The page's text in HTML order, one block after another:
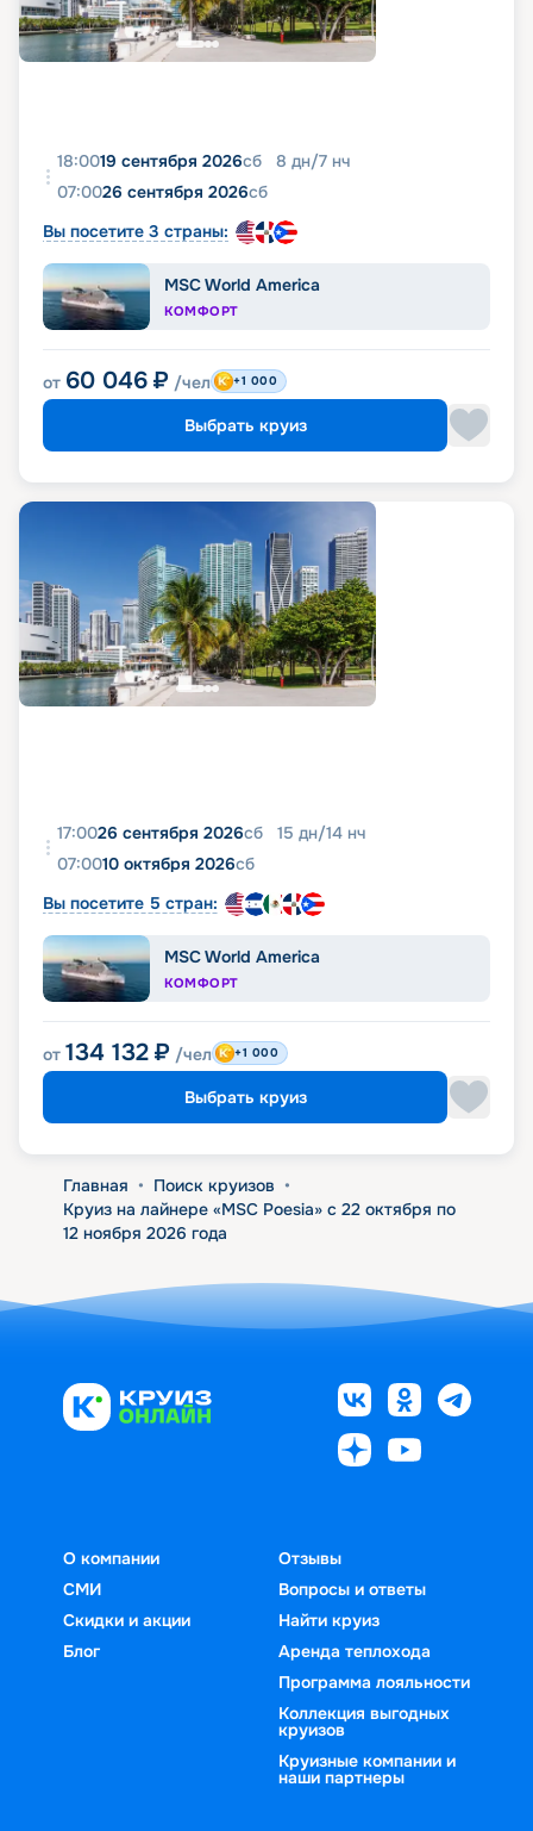
18:0019 сентября 2026сб 8 дн/7 нч
07:0026 сентября 2026сб
Вы посетите 3 страны:
MSC World America
КОМФОРТ
от 60 046 ₽ /чел +1 000
Выбрать круиз
17:0026 сентября 2026сб 15 дн/14 нч
07:0010 октября 2026сб
Вы посетите 5 стран:
MSC World America
КОМФОРТ
от 134 132 ₽ /чел +1 000
Выбрать круиз
Главная • Поиск круизов •
Круиз на лайнере «MSC Poesia» с 22 октября по
12 ноября 2026 года
О компании
СМИ
Скидки и акции
Блог
Отзывы
Вопросы и ответы
Найти круиз
Аренда теплохода
Программа лояльности
Коллекция выгодных
круизов
Круизные компании и
наши партнеры